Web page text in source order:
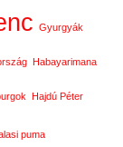
Gyurgyák
Habayarimana
Hajdú Péter
puma